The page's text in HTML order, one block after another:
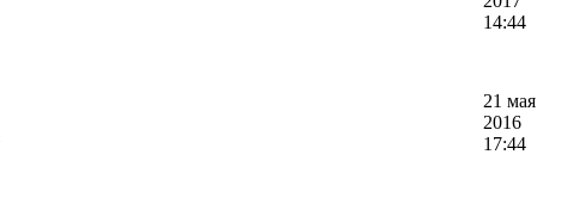
14:44
21 мая
2016
17:44